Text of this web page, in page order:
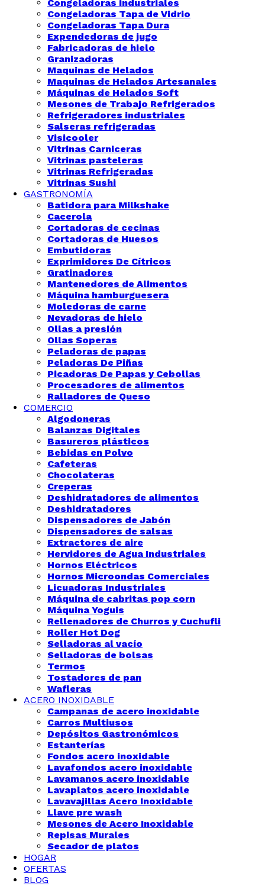
Congeladoras industriales
Congeladoras Tapa de Vidrio
Congeladoras Tapa Dura
Expendedoras de jugo
Fabricadoras de hielo
Granizadoras
Maquinas de Helados
Maquinas de Helados Artesanales
Máquinas de Helados Soft
Mesones de Trabajo Refrigerados
Refrigeradores industriales
Salseras refrigeradas
Visicooler
Vitrinas Carniceras
Vitrinas pasteleras
Vitrinas Refrigeradas
Vitrinas Sushi
GASTRONOMÍA
Batidora para Milkshake
Cacerola
Cortadoras de cecinas
Cortadoras de Huesos
Embutidoras
Exprimidores De Cítricos
Gratinadores
Mantenedores de Alimentos
Máquina hamburguesera
Moledoras de carne
Nevadoras de hielo
Ollas a presión
Ollas Soperas
Peladoras de papas
Peladoras De Piñas
Picadoras De Papas y Cebollas
Procesadores de alimentos
Ralladores de Queso
COMERCIO
Algodoneras
Balanzas Digitales
Basureros plásticos
Bebidas en Polvo
Cafeteras
Chocolateras
Creperas
Deshidratadores de alimentos
Deshidratadores
Dispensadores de Jabón
Dispensadores de salsas
Extractores de aire
Hervidores de Agua Industriales
Hornos Eléctricos
Hornos Microondas Comerciales
Licuadoras Industriales
Máquina de cabritas pop corn
Máquina Yoguis
Rellenadores de Churros y Cuchufli
Roller Hot Dog
Selladoras al vacío
Selladoras de bolsas
Termos
Tostadores de pan
Wafleras
ACERO INOXIDABLE
Campanas de acero inoxidable
Carros Multiusos
Depósitos Gastronómicos
Estanterías
Fondos acero inoxidable
Lavafondos acero inoxidable
Lavamanos acero inoxidable
Lavaplatos acero inoxidable
Lavavajillas Acero Inoxidable
Llave pre wash
Mesones de Acero Inoxidable
Repisas Murales
Secador de platos
HOGAR
OFERTAS
BLOG